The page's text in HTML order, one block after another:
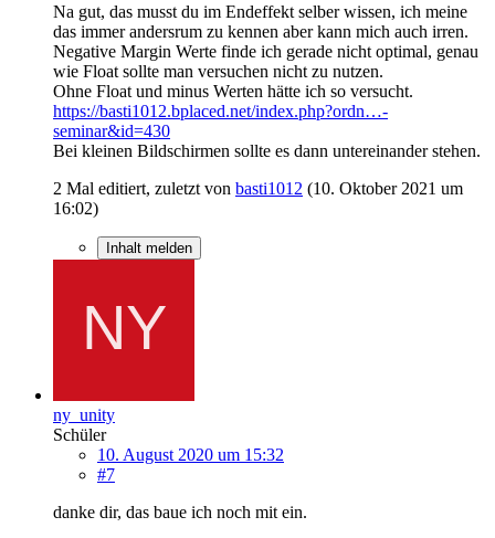
Na gut, das musst du im Endeffekt selber wissen, ich meine
das immer andersrum zu kennen aber kann mich auch irren.
Negative Margin Werte finde ich gerade nicht optimal, genau
wie Float sollte man versuchen nicht zu nutzen.
Ohne Float und minus Werten hätte ich so versucht.
https://basti1012.bplaced.net/index.php?ordn…-
seminar&id=430
Bei kleinen Bildschirmen sollte es dann untereinander stehen.
2 Mal editiert, zuletzt von basti1012 (10. Oktober 2021 um
16:02)
Inhalt melden
ny_unity
Schüler
10. August 2020 um 15:32
#7
danke dir, das baue ich noch mit ein.